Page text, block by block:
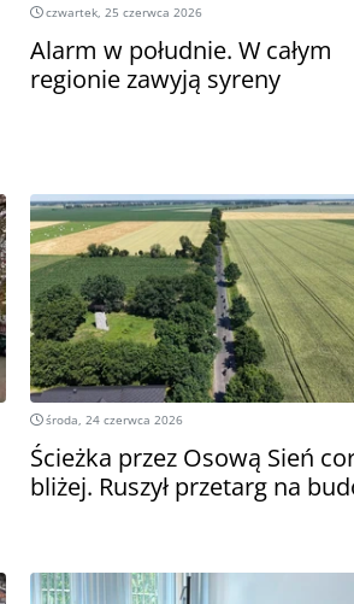
czwartek, 25 czerwca 2026
Alarm w południe. W całym
regionie zawyją syreny
środa, 24 czerwca 2026
Ścieżka przez Osową Sień
bliżej. Ruszył przetarg na